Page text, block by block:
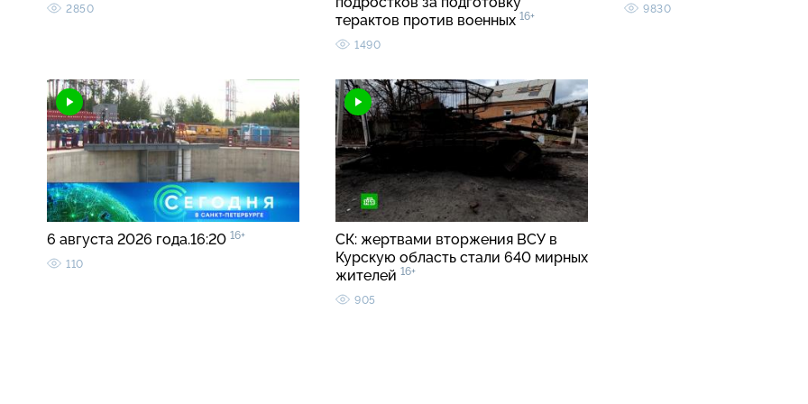
2850
терактов против военных 16+
1490
9830
6 августа 2026 года.16:20 16+
110
СК: жертвами вторжения ВСУ в
Курскую область стали 640 мирных
жителей 16+
905